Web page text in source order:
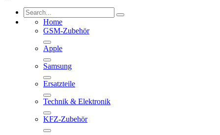
Home
GSM-Zubehör
Apple
Samsung
Ersatzteile
Technik & Elektronik
KFZ-Zubehör